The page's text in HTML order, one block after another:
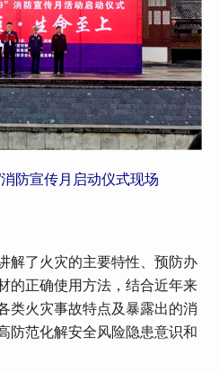
防宣传月启动仪式现场
了火灾的主要特性、预防办
的正确使用方法，结合近年来
类火灾事故特点及暴露出的消
防范化解安全风险隐患意识和